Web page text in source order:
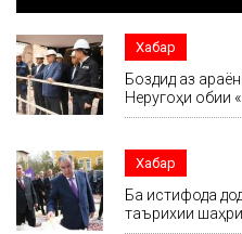
Хабар
Боздид аз
Неругоҳи обии
Хабар
Ба истифода
таърихии